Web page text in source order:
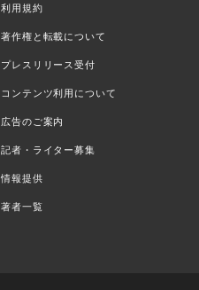
利用規約
著作権と転載について
プレスリリース受付
コンテンツ利用について
広告のご案内
記者・ライター募集
情報提供
著者一覧